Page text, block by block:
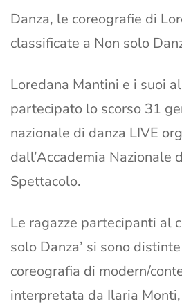
Danza, le coreografie di
classificate a Non solo
Loredana Mantini e i suoi
partecipato lo scorso 31
nazionale di danza LIVE
dall’Accademia
Spettacolo.
Le ragazze partecipanti al
solo Danza’ si sono
coreografia di modern/
interpretata da Ilaria